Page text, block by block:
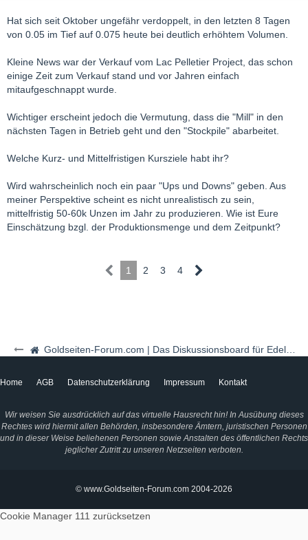
Goldseiten-Forum.com | Das Diskussionsboard für Edelmetalle & Rohstoffe
Hat sich seit Oktober ungefähr verdoppelt, in den letzten 8 Tagen
von 0.05 im Tief auf 0.075 heute bei deutlich erhöhtem Volumen.
Kleine News war der Verkauf vom Lac Pelletier Project, das schon
einige Zeit zum Verkauf stand und vor Jahren einfach
mitaufgeschnappt wurde.
Wichtiger erscheint jedoch die Vermutung, dass die "Mill" in den
nächsten Tagen in Betrieb geht und den "Stockpile" abarbeitet.
Welche Kurz- und Mittelfristigen Kursziele habt ihr?
Wird wahrscheinlich noch ein paar "Ups und Downs" geben. Aus
meiner Perspektive scheint es nicht unrealistisch zu sein,
mittelfristig 50-60k Unzen im Jahr zu produzieren. Wie ist Eure
Einschätzung bzgl. der Produktionsmenge und dem Zeitpunkt?
1 2 3 4
Home AGB Datenschutzerklärung Impressum Kontakt
Wir weisen Sie ausdrücklich auf das virtuelle Hausrecht hin! In Ausübung dieses
Rechtes wird hiermit allen Behörden, insbesondere Ämtern, juristischen Personen
und in dieser Weise beliehenen Personen sowie Anstalten des öffentlichen Rechts
jeglicher Zutritt zu unseren Netzseiten verboten.
© www.Goldseiten-Forum.com 2004-2026
Cookie Manager 111 zurücksetzen